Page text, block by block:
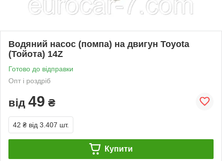
Водяний насос (помпа) на двигун Toyota
(Тойота) 14Z
Готово до відправки
Опт і роздріб
від 49 ₴
42 ₴ від 3.407 шт.
Купити